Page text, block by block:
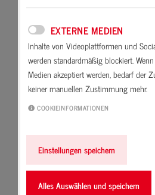
EXTERNE MEDIEN
Inhalte von Videoplattformen und
werden standardmäßig blockiert.
Medien akzeptiert werden, bedarf der
keiner manuellen Zustimmung mehr.
COOKIEINFORMATIONEN
Einstellungen speichern
Alles Auswählen und speichern
Latex
Lehm
Leichtbauwand
Leichtbetonsteine
Leimfarbe
Lichtschacht
Lignin